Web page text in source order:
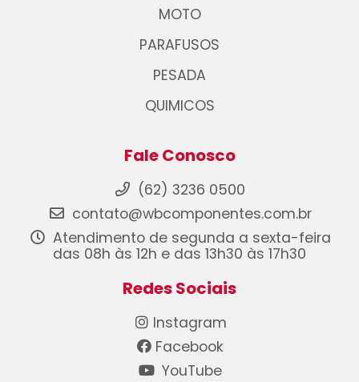
MOTO
PARAFUSOS
PESADA
QUIMICOS
Fale Conosco
(62) 3236 0500
contato@wbcomponentes.com.br
Atendimento de segunda a sexta-feira
das 08h às 12h e das 13h30 às 17h30
Redes Sociais
Instagram
Facebook
YouTube